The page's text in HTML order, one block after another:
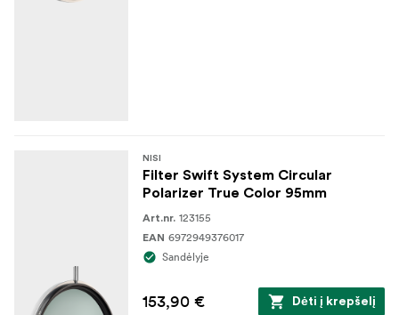
NISI
Filter Swift System Circular
Polarizer True Color 95mm
Art.nr. 123155
EAN 6972949376017
Sandėlyje
153,90 € Dėti į krepšelį